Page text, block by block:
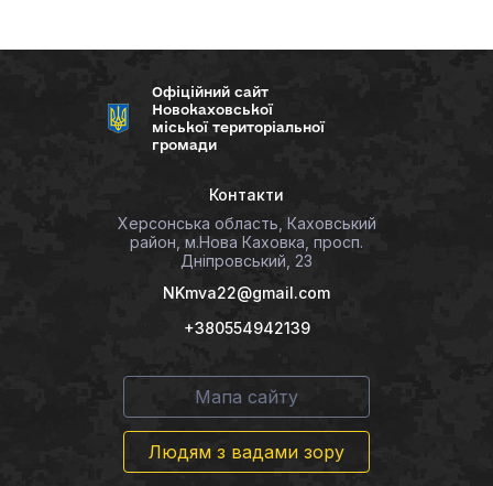
Офіційний сайт
Новокаховської
міської територіальної
громади
Контакти
Херсонська область, Каховський
район, м.Нова Каховка, просп.
Дніпровський, 23
NKmva22@gmail.com
+380554942139
Мапа сайту
Людям з вадами зору